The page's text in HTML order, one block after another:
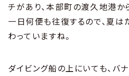
チがあり、本部町の渡久地港
一日何便も往復するので、夏は
わっていますね。
ダイビング船の上にいても、バ